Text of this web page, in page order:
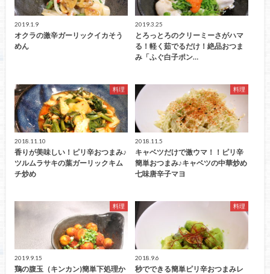
2019.1.9
オクラの激辛ガーリックイカそう
めん
2019.3.25
とろっとろのクリーミーさがハマ
る！軽く茹でるだけ！絶品おつま
み「ふぐ白子ポン…
料理
2018.11.10
香りが美味しい！ピリ辛おつまみ♪
ツルムラサキの葉ガーリックキム
チ炒め
料理
2018.11.5
キャベツだけで激ウマ！！ピリ辛
簡単おつまみ♪キャベツの中華炒め
七味唐辛子マヨ
料理
2019.9.15
鶏の腹玉（キンカン)簡単下処理か
料理
2018.9.6
秒でできる簡単ピリ辛おつまみレ